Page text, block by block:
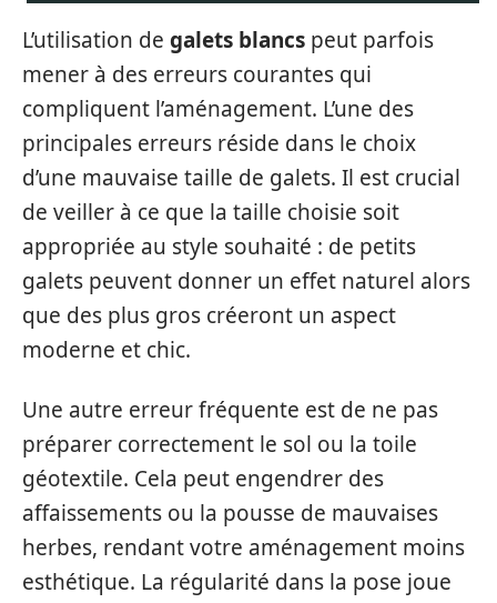
L’utilisation de galets blancs peut parfois
mener à des erreurs courantes qui
compliquent l’aménagement. L’une des
principales erreurs réside dans le choix
d’une mauvaise taille de galets. Il est crucial
de veiller à ce que la taille choisie soit
appropriée au style souhaité : de petits
galets peuvent donner un effet naturel alors
que des plus gros créeront un aspect
moderne et chic.
Une autre erreur fréquente est de ne pas
préparer correctement le sol ou la toile
géotextile. Cela peut engendrer des
affaissements ou la pousse de mauvaises
herbes, rendant votre aménagement moins
esthétique. La régularité dans la pose joue